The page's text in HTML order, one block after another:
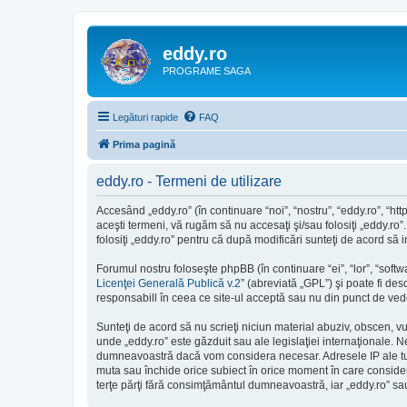
eddy.ro
PROGRAME SAGA
Legături rapide FAQ
Prima pagină
eddy.ro - Termeni de utilizare
Accesând „eddy.ro” (în continuare “noi”, “nostru”, “eddy.ro”,
aceşti termeni, vă rugăm să nu accesaţi şi/sau folosiţi
folosiţi „eddy.ro” pentru că după modificări sunteţi de acord
Forumul nostru foloseşte phpBB (în continuare “ei”, “lor”,
Licenţei Generală Publică v.2” (abreviată „GPL”) şi poate fi
responsabill în ceea ce site-ul acceptă sau nu din punct de
Sunteţi de acord să nu scrieţi niciun material abuziv, obscen,
unde „eddy.ro” este găzduit sau ale legislaţiei internaţionale.
dumneavoastră dacă vom considera necesar. Adresele IP ale
muta sau închide orice subiect în orice moment în care
terţe părţi fără consimţământul dumneavoastră, iar „eddy.ro”